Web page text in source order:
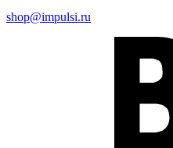
shop@impulsi.ru